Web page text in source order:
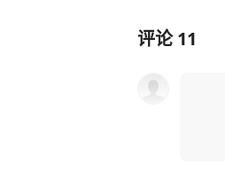
评论11